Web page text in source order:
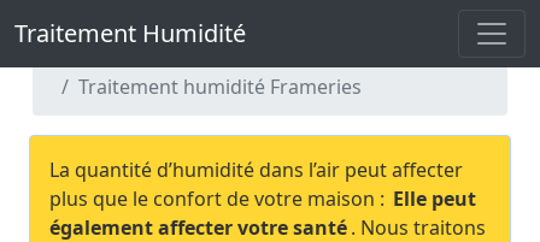
Traitement Humidité
Traitement Humidité
Traitement humidité Frameries
La quantité d’humidité dans l’air peut affecter
plus que le confort de votre maison : Elle peut
également affecter votre santé. Nous traitons